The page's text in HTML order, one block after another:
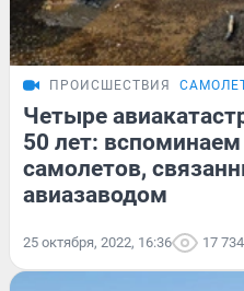
ПРОИСШЕСТВИЯ
Четыре
50 лет:
самолетов,
авиазаводом
25 октября, 2022, 16:36 17 734